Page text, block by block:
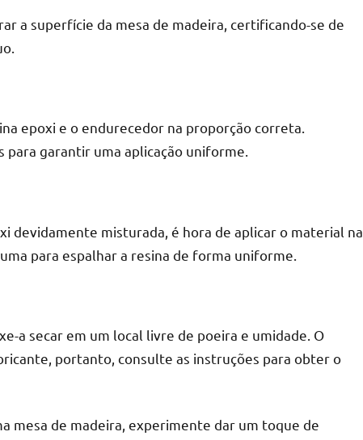
a superfície da mesa de madeira, certificando-se de
epoxi e o endurecedor na proporção correta.
garantir uma aplicação uniforme.
devidamente misturada, é hora de aplicar o material na
para espalhar a resina de forma uniforme.
a secar em um local livre de poeira e umidade. O
portanto, consulte as instruções para obter o
mesa de madeira, experimente dar um toque de